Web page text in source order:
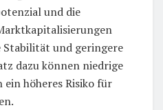
und die
und geringere
dazu können niedrige
höheres Risiko für